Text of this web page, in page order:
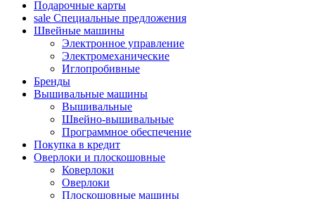
Подарочные карты
sale Специальные предложения
Швейные машины
Электронное управление
Электромеханические
Иглопробивные
Бренды
Вышивальные машины
Вышивальные
Швейно-вышивальные
Программное обеспечение
Покупка в кредит
Оверлоки и плоскошовные
Коверлоки
Оверлоки
Плоскошовные машины